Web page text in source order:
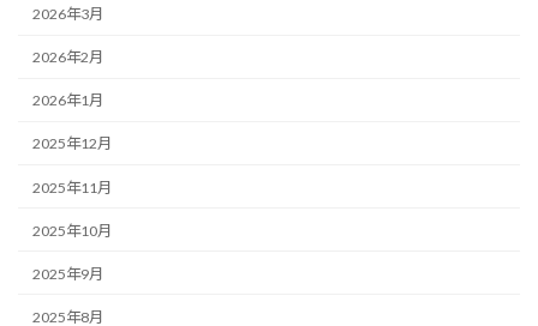
2026年3月
2026年2月
2026年1月
2025年12月
2025年11月
2025年10月
2025年9月
2025年8月